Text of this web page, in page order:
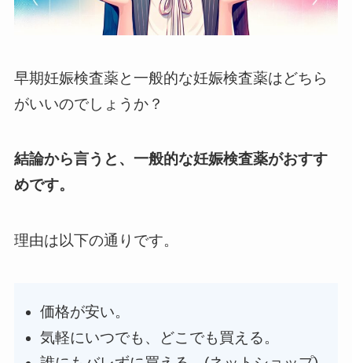
早期妊娠検査薬と一般的な妊娠検査薬はどちら
がいいのでしょうか？
結論から言うと、一般的な妊娠検査薬がおすす
めです。
理由は以下の通りです。
価格が安い。
気軽にいつでも、どこでも買える。